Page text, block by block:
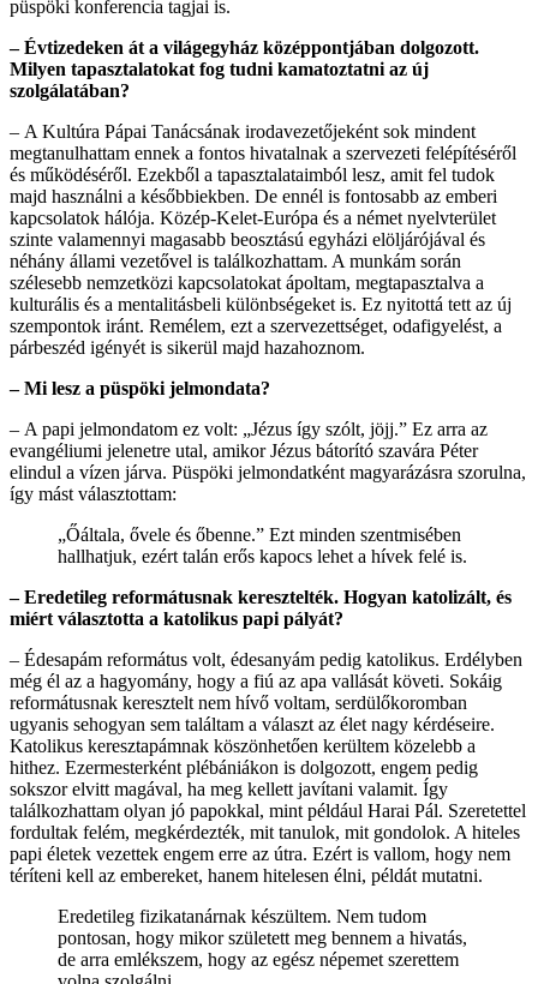
püspöki konferencia tagjai is.
– Évtizedeken át a világegyház középpontjában dolgozott.
Milyen tapasztalatokat fog tudni kamatoztatni az új
szolgálatában?
– A Kultúra Pápai Tanácsának irodavezetőjeként sok mindent
megtanulhattam ennek a fontos hivatalnak a szervezeti felépítéséről
és működéséről. Ezekből a tapasztalataimból lesz, amit fel tudok
majd használni a későbbiekben. De ennél is fontosabb az emberi
kapcsolatok hálója. Közép-Kelet-Európa és a német nyelvterület
szinte valamennyi magasabb beosztású egyházi elöljárójával és
néhány állami vezetővel is találkozhattam. A munkám során
szélesebb nemzetközi kapcsolatokat ápoltam, megtapasztalva a
kulturális és a mentalitásbeli különbségeket is. Ez nyitottá tett az új
szempontok iránt. Remélem, ezt a szervezettséget, odafigyelést, a
párbeszéd igényét is sikerül majd hazahoznom.
– Mi lesz a püspöki jelmondata?
– A papi jelmondatom ez volt: „Jézus így szólt, jöjj.” Ez arra az
evangéliumi jelenetre utal, amikor Jézus bátorító szavára Péter
elindul a vízen járva. Püspöki jelmondatként magyarázásra szorulna,
így mást választottam:
„Őáltala, ővele és őbenne.” Ezt minden szentmisében
hallhatjuk, ezért talán erős kapocs lehet a hívek felé is.
– Eredetileg reformátusnak keresztelték. Hogyan katolizált, és
miért választotta a katolikus papi pályát?
– Édesapám református volt, édesanyám pedig katolikus. Erdélyben
még él az a hagyomány, hogy a fiú az apa vallását követi. Sokáig
reformátusnak keresztelt nem hívő voltam, serdülőkoromban
ugyanis sehogyan sem találtam a választ az élet nagy kérdéseire.
Katolikus keresztapámnak köszönhetően kerültem közelebb a
hithez. Ezermesterként plébániákon is dolgozott, engem pedig
sokszor elvitt magával, ha meg kellett javítani valamit. Így
találkozhattam olyan jó papokkal, mint például Harai Pál. Szeretettel
fordultak felém, megkérdezték, mit tanulok, mit gondolok. A hiteles
papi életek vezettek engem erre az útra. Ezért is vallom, hogy nem
téríteni kell az embereket, hanem hitelesen élni, példát mutatni.
Eredetileg fizikatanárnak készültem. Nem tudom
pontosan, hogy mikor született meg bennem a hivatás,
de arra emlékszem, hogy az egész népemet szerettem